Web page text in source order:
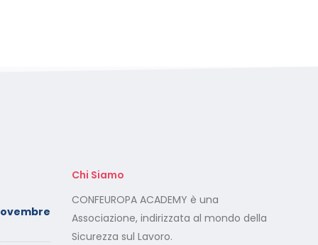
Foto dei minori sui social:
serve il consenso di
entrambi i genitori
Chi Siamo
CONFEUROPA ACADEMY è una
Associazione, indirizzata al mondo della
Sicurezza sul Lavoro.